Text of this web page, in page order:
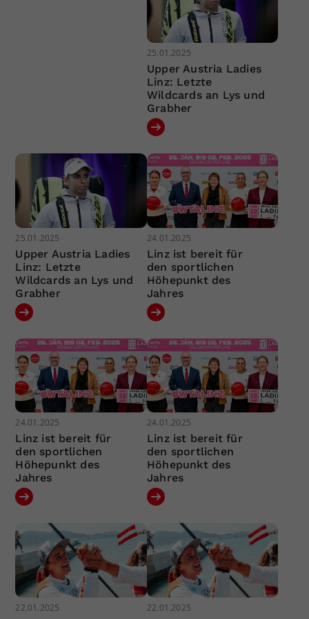
25.01.2025
Upper Austria Ladies
Linz: Letzte
Wildcards an Lys und
Grabher
25.01.2025
Upper Austria Ladies
Linz: Letzte
Wildcards an Lys und
Grabher
24.01.2025
Linz ist bereit für
den sportlichen
Höhepunkt des
Jahres
24.01.2025
Linz ist bereit für
den sportlichen
Höhepunkt des
Jahres
24.01.2025
Linz ist bereit für
den sportlichen
Höhepunkt des
Jahres
22.01.2025 22.01.2025